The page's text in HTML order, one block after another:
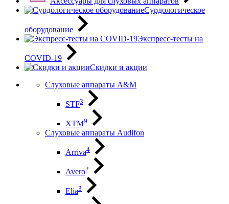
Сурдологическое
оборудование
Экспресс-тесты на
COVID-19
Скидки и акции
Слуховые аппараты A&M
STF3
XTM9
Слуховые аппараты Audifon
Arriva4
Avero2
Elia3